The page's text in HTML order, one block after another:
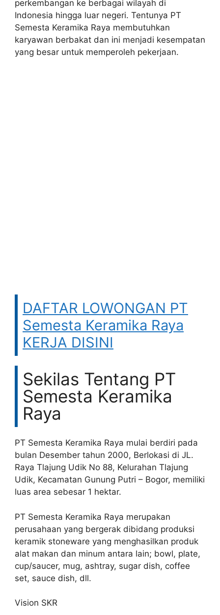
perkembangan ke berbagai wilayah di
Indonesia hingga luar negeri. Tentunya PT
Semesta Keramika Raya membutuhkan
karyawan berbakat dan ini menjadi kesempatan
yang besar untuk memperoleh pekerjaan.
DAFTAR LOWONGAN PT
Semesta Keramika Raya
KERJA DISINI
Sekilas Tentang PT
Semesta Keramika
Raya
PT Semesta Keramika Raya mulai berdiri pada
bulan Desember tahun 2000, Berlokasi di JL.
Raya Tlajung Udik No 88, Kelurahan Tlajung
Udik, Kecamatan Gunung Putri – Bogor, memiliki
luas area sebesar 1 hektar.
PT Semesta Keramika Raya merupakan
perusahaan yang bergerak dibidang produksi
keramik stoneware yang menghasilkan produk
alat makan dan minum antara lain; bowl, plate,
cup/saucer, mug, ashtray, sugar dish, coffee
set, sauce dish, dll.
Vision SKR